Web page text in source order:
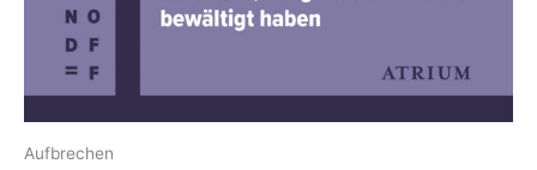
Aufbrechen